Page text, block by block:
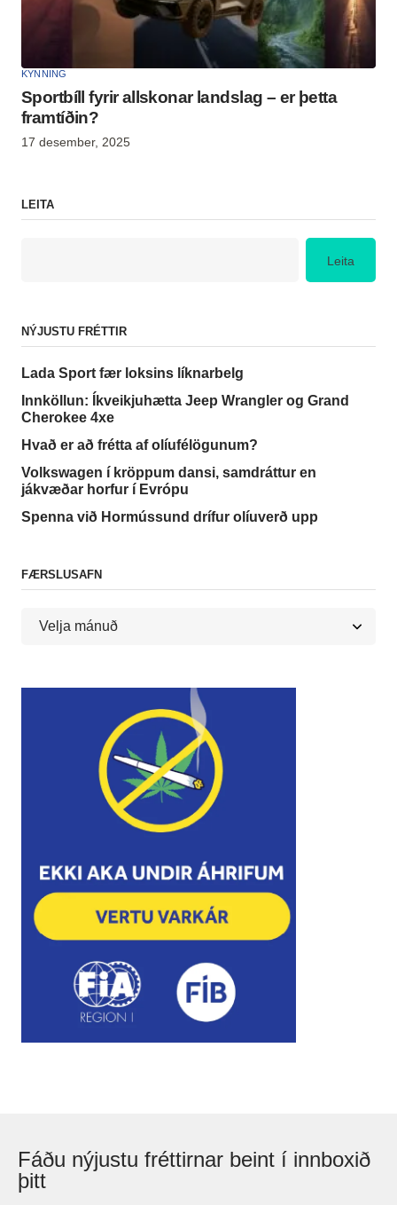
KYNNING
Sportbíll fyrir allskonar landslag – er þetta
framtíðin?
17 desember, 2025
LEITA
Leita
NÝJUSTU FRÉTTIR
Lada Sport fær loksins líknarbelg
Innköllun: Íkveikjuhætta Jeep Wrangler og Grand
Cherokee 4xe
Hvað er að frétta af olíufélögunum?
Volkswagen í kröppum dansi, samdráttur en
jákvæðar horfur í Evrópu
Spenna við Hormússund drífur olíuverð upp
FÆRSLUSAFN
Fáðu nýjustu fréttirnar beint í innboxið
þitt